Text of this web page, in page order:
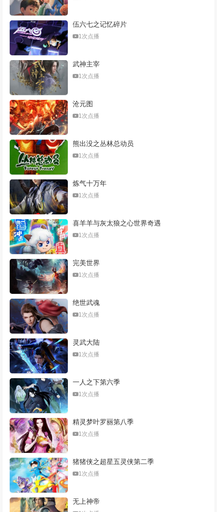
伍六七之记忆碎片
1次点播
武神主宰
1次点播
沧元图
1次点播
熊出没之丛林总动员
1次点播
炼气十万年
1次点播
喜羊羊与灰太狼之心世界奇遇
1次点播
完美世界
1次点播
绝世武魂
1次点播
灵武大陆
1次点播
一人之下第六季
1次点播
精灵梦叶罗丽第八季
1次点播
猪猪侠之超星五灵侠第二季
1次点播
无上神帝